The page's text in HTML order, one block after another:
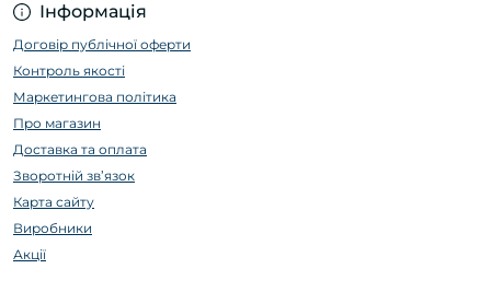
Інформація
Договір публічної оферти
Контроль якості
Маркетингова політика
Про магазин
Доставка та оплата
Зворотній зв’язок
Карта сайту
Виробники
Акції